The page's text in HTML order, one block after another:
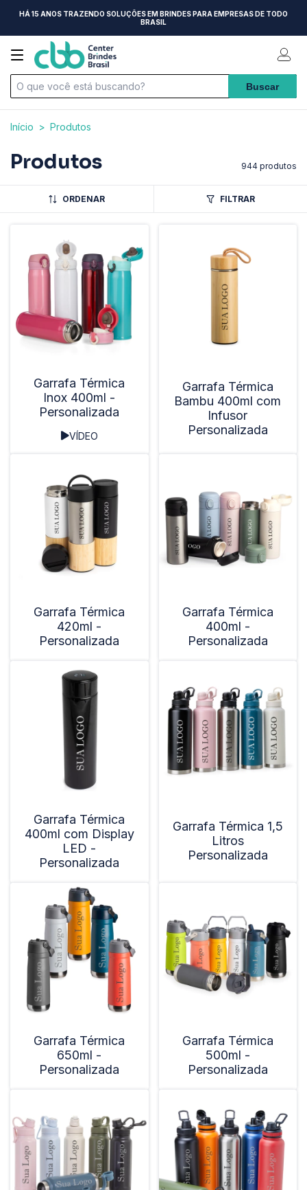
HÁ 15 ANOS TRAZENDO SOLUÇÕES EM BRINDES PARA EMPRESAS DE TODO
BRASIL
Início > Produtos
Produtos 944 produtos
ORDENAR FILTRAR
Garrafa Térmica
Inox 400ml -
Personalizada
VÍDEO
Garrafa Térmica
Bambu 400ml com
Infusor
Personalizada
Garrafa Térmica
420ml -
Personalizada
Garrafa Térmica
400ml -
Personalizada
Garrafa Térmica
400ml com Display
LED -
Personalizada
Garrafa Térmica 1,5
Litros
Personalizada
Garrafa Térmica
650ml -
Personalizada
Garrafa Térmica
500ml -
Personalizada